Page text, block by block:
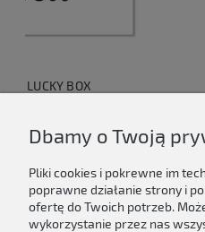
Dbamy o Twoją
Pliki cookies i pokrewne im
poprawne działanie strony i
ofertę do Twoich potrzeb.
wykorzystanie przez nas